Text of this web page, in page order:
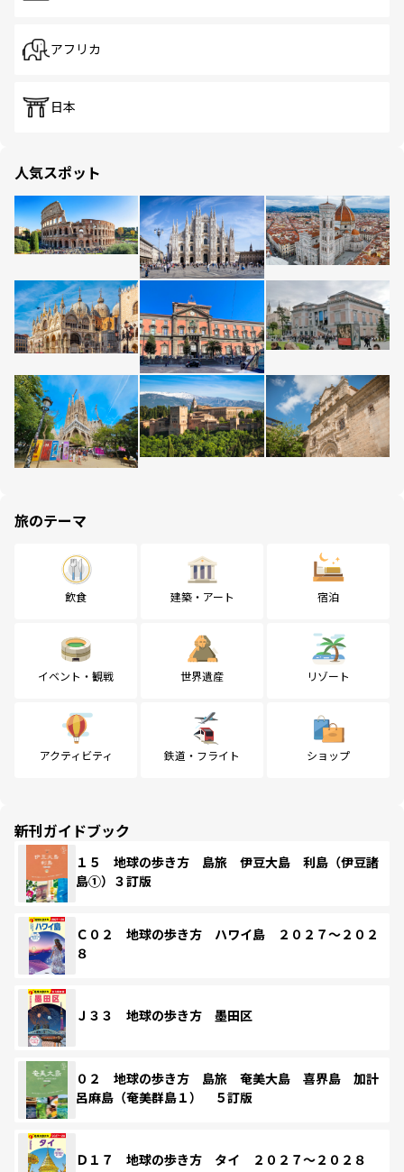
アフリカ
日本
人気スポット
旅のテーマ
飲食 建築・アート 宿泊
イベント・観戦 世界遺産 リゾート
アクティビティ 鉄道・フライト ショップ
新刊ガイドブック
１５ 地球の歩き方 島旅 伊豆大島 利島（伊豆諸
島①）３訂版
Ｃ０２ 地球の歩き方 ハワイ島 ２０２７～２０２
８
Ｊ３３ 地球の歩き方 墨田区
０２ 地球の歩き方 島旅 奄美大島 喜界島 加計
呂麻島（奄美群島１） ５訂版
Ｄ１７ 地球の歩き方 タイ ２０２７～２０２８